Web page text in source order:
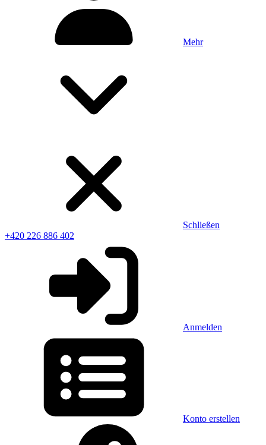
Mehr
Schließen
+420 226 886 402
Anmelden
Konto erstellen